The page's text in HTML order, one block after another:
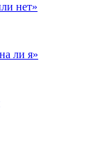
нет»
ли я»